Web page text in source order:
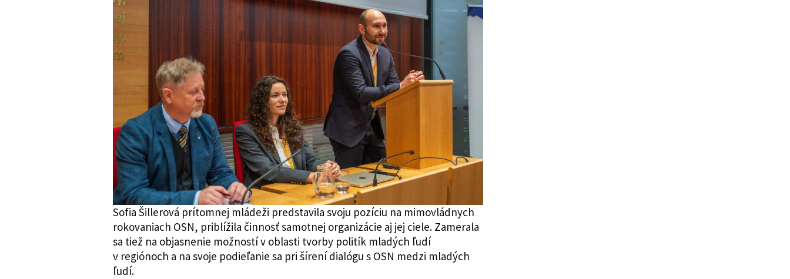
Sofia Šillerová prítomnej mládeži predstavila svoju pozíciu na mimovládnych
rokovaniach OSN, priblížila činnosť samotnej organizácie aj jej ciele. Zamerala
sa tiež na objasnenie možností v oblasti tvorby politík mladých ľudí
v regiónoch a na svoje podieľanie sa pri šírení dialógu s OSN medzi mladých
ľudí.